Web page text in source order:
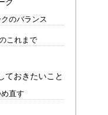
のバランス
これまで
ておきたいこと
直す